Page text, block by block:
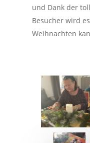
und Dank der
Besucher wird
Weihnachten